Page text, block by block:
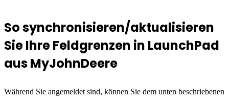
So synchronisieren/aktualisieren
Sie Ihre Feldgrenzen in LaunchPad
aus MyJohnDeere
Während Sie angemeldet sind, können Sie dem unten beschriebenen